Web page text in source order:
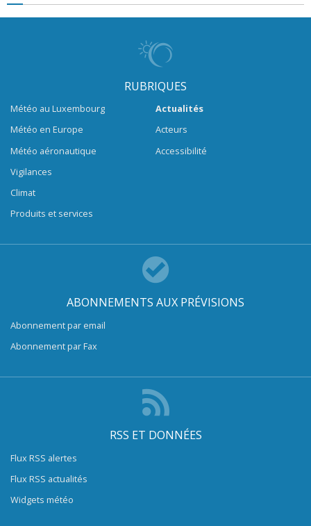
RUBRIQUES
Météo au Luxembourg
Météo en Europe
Météo aéronautique
Vigilances
Climat
Produits et services
Actualités
Acteurs
Accessibilité
ABONNEMENTS AUX PRÉVISIONS
Abonnement par email
Abonnement par Fax
RSS ET DONNÉES
Flux RSS alertes
Flux RSS actualités
Widgets météo